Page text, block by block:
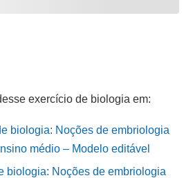
exercício de biologia em:
biologia: Noções de embriologia
médio – Modelo editável
biologia: Noções de embriologia